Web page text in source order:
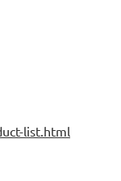
list.html